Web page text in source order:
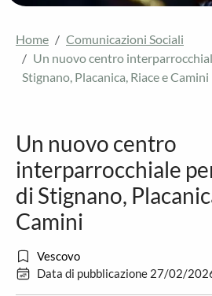
Home
Comunicazioni Sociali
Un nuovo centro
Stignano, Placanica, Riace e Camini
Un nuovo centro
interparrocchiale
di Stignano,
Camini
Vescovo
Data di pubblicazione 27/02/